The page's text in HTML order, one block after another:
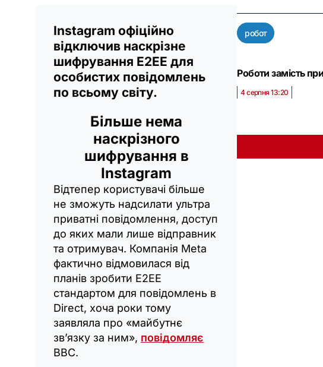
Instagram офіційно
відключив наскрізне
шифрування E2EE для
особистих повідомлень
по всьому світу.
Більше нема
наскрізного
шифрування в
Instagram
Відтепер користувачі більше
не зможуть надсилати ультра
приватні повідомлення, доступ
до яких мали лише відправник
та отримувач. Компанія Meta
фактично відмовилася від
планів зробити Е2ЕЕ
стандартом для повідомлень в
Direct, хоча роки тому
заявляла про «майбутнє
зв’язку за ним», повідомляє
ВВС.
робот
Роботи замість
4 серпня 13:20